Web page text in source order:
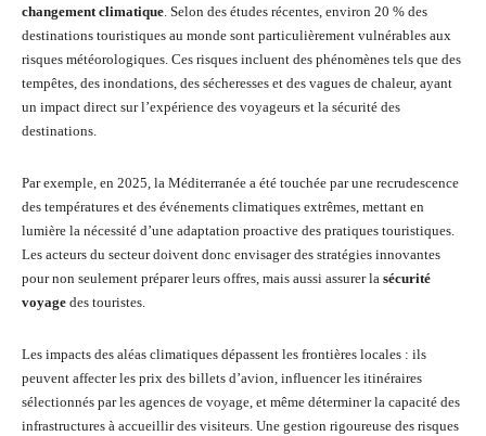
changement climatique. Selon des études récentes, environ 20 % des
destinations touristiques au monde sont particulièrement vulnérables aux
risques météorologiques. Ces risques incluent des phénomènes tels que des
tempêtes, des inondations, des sécheresses et des vagues de chaleur, ayant
un impact direct sur l’expérience des voyageurs et la sécurité des
destinations.
Par exemple, en 2025, la Méditerranée a été touchée par une recrudescence
des températures et des événements climatiques extrêmes, mettant en
lumière la nécessité d’une adaptation proactive des pratiques touristiques.
Les acteurs du secteur doivent donc envisager des stratégies innovantes
pour non seulement préparer leurs offres, mais aussi assurer la sécurité
voyage des touristes.
Les impacts des aléas climatiques dépassent les frontières locales : ils
peuvent affecter les prix des billets d’avion, influencer les itinéraires
sélectionnés par les agences de voyage, et même déterminer la capacité des
infrastructures à accueillir des visiteurs. Une gestion rigoureuse des risques